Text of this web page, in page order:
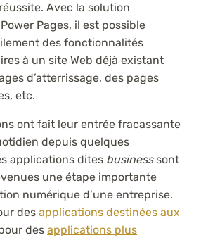
Avec la solution
Pages, il est possible
des fonctionnalités
à un site Web déjà existant
d’atterrissage, des pages
etc.
ont fait leur entrée fracassante
depuis quelques
applications dites businesssont
une étape importante
numérique d’une entreprise.
des applications destinées aux
des applications plus